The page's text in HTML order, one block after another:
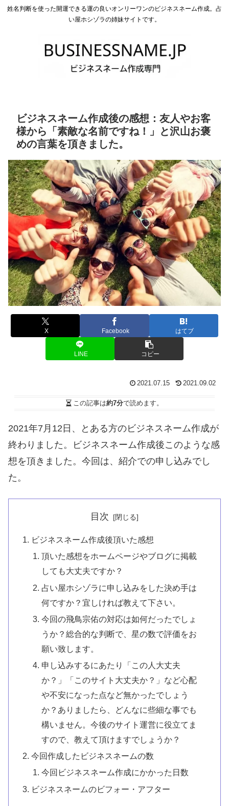
姓名判断を使った開運できる運の良いオンリーワンのビジネスネーム作成。占
い屋ホシゾラの姉妹サイトです。
ビジネスネーム作成後の感想：友人やお客
様から「素敵な名前ですね！」と沢山お褒
めの言葉を頂きました。
X Facebook はてブ
LINE コピー
2021.07.15 2021.09.02
この記事は約7分で読めます。
2021年7月12日、とある方のビジネスネーム作成が
終わりました。ビジネスネーム作成後このような感
想を頂きました。今回は、紹介での申し込みでし
た。
目次
ビジネスネーム作成後頂いた感想
頂いた感想をホームページやブログに掲載
しても大丈夫ですか？
占い屋ホシゾラに申し込みをした決め手は
何ですか？宜しければ教えて下さい。
今回の飛鳥宗佑の対応は如何だったでしょ
うか？総合的な判断で、星の数で評価をお
願い致します。
申し込みするにあたり「この人大丈夫
か？」「このサイト大丈夫か？」など心配
や不安になった点など無かったでしょう
か？ありましたら、どんなに些細な事でも
構いません。今後のサイト運営に役立てま
すので、教えて頂けますでしょうか？
今回作成したビジネスネームの数
今回ビジネスネーム作成にかかった日数
ビジネスネームのビフォー・アフター